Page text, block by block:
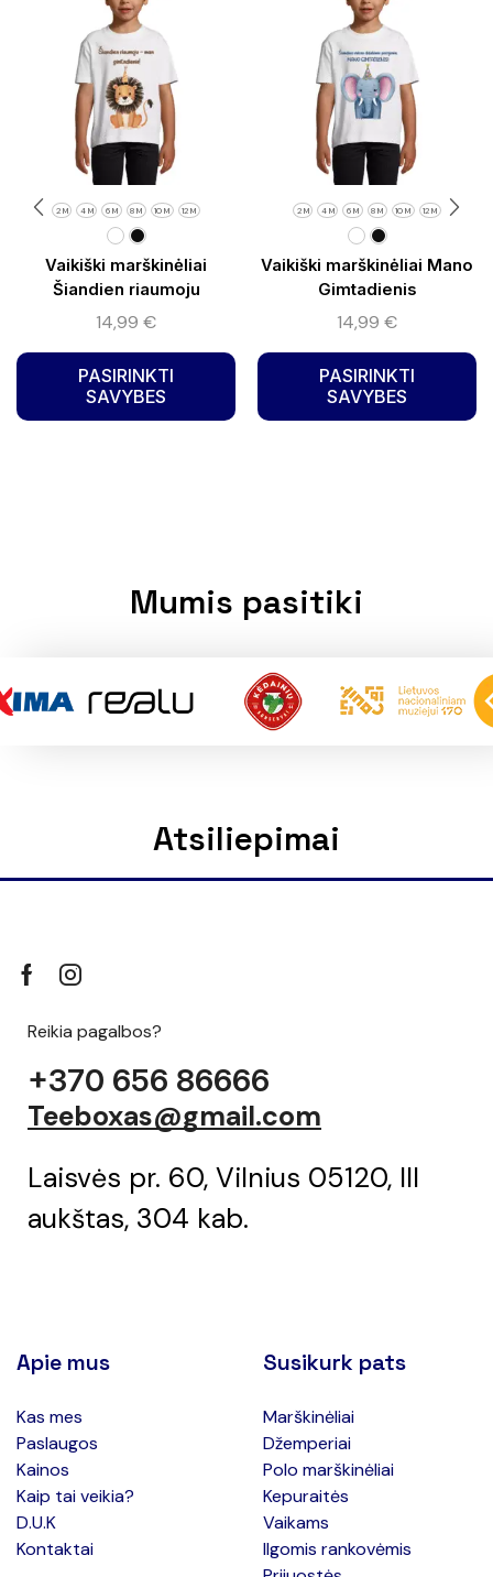
2 M 4 M 6 M 8 M 10 M 12 M
Vaikiški marškinėliai
Šiandien riaumoju
14,99 €
PASIRINKTI
SAVYBES
2 M 4 M 6 M 8 M 10 M 12 M
Vaikiški marškinėliai Mano
Gimtadienis
14,99 €
PASIRINKTI
SAVYBES
Mumis pasitiki
Atsiliepimai
Reikia pagalbos?
+370 656 86666
Teeboxas@gmail.com
Laisvės pr. 60, Vilnius 05120, III
aukštas, 304 kab.
Apie mus
Kas mes
Paslaugos
Kainos
Kaip tai veikia?
D.U.K
Kontaktai
Susikurk pats
Marškinėliai
Džemperiai
Polo marškinėliai
Kepuraitės
Vaikams
Ilgomis rankovėmis